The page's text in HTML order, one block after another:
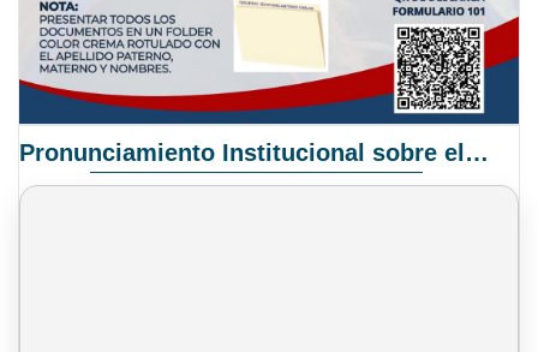
Pronunciamiento Institucional sobre el Proyecto de Ley N° 068/2025-2026 C.S.